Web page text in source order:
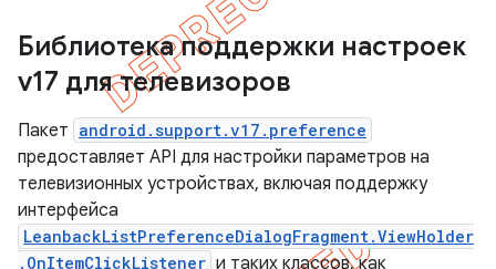
Библиотека поддержки настроек
v17 для телевизоров
Пакет android.support.v17.preference
предоставляет API для настройки параметров на
телевизионных устройствах, включая поддержку
интерфейса
LeanbackListPreferenceDialogFragment.ViewHolder
.OnItemClickListener и таких классов, как